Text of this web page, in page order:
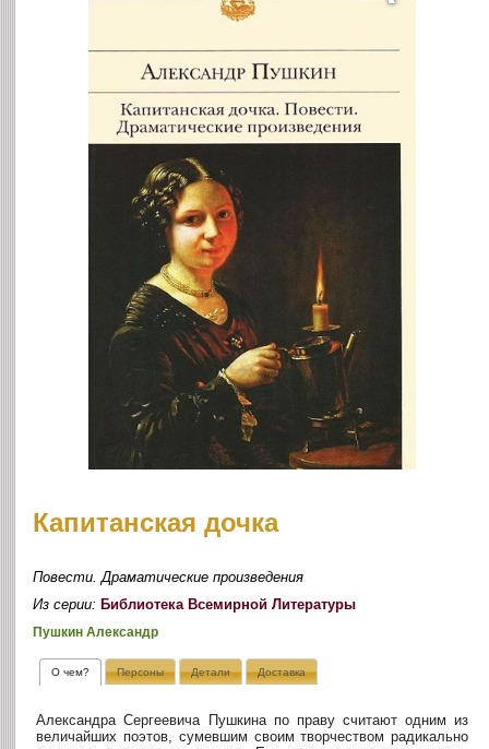
Капитанская дочка
Повести. Драматические произведения
Из серии: Библиотека Всемирной Литературы
Пушкин Александр
О чем? Персоны Детали Доставка
Александра Сергеевича Пушкина по праву считают одним из
величайших поэтов, сумевшим своим творчеством радикально